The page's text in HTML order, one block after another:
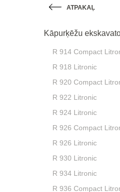
ATPAKAĻ
Kāpurķēžu
R 914 Compact
R 918 Litronic
R 920 Compact
R 922 Litronic
R 924 Litronic
R 926 Compact
R 926 Litronic
R 930 Litronic
R 934 Litronic
R 936 Compact